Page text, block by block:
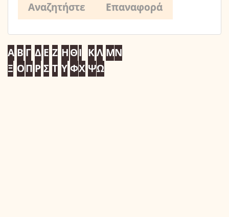
Α Β Γ Δ Ε Ζ ΗΘΙ ΚΛ ΜΝ
Ξ ΟΠ Ρ Σ Τ Υ ΦΧ ΨΩ